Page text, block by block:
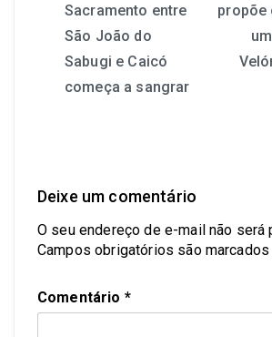
Sacramento entre
São João do
Sabugi e Caicó
começa a sangrar
propõe
Deixe um comentário
O seu endereço de e-mail não será
Campos obrigatórios são
Comentário *